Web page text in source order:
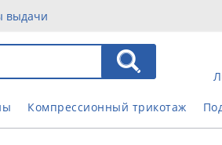
выдачи
Компрессионный трикотаж